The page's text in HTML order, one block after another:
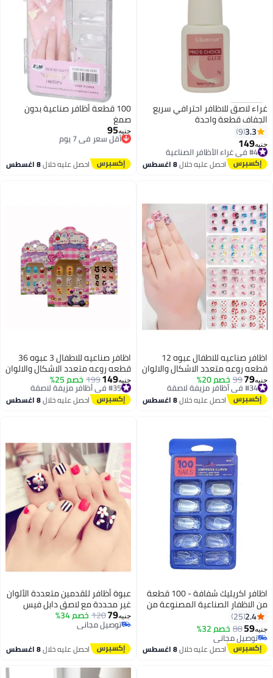
غراء لاصق للاظافر احترافي سريع
الجفاف قطعة واحدة
3.3
9
جنيه149#4 في غراء الأظافر الصناعية
توصيل مجاني
#4 في غراء الأظافر الصناعية احصل عليه خلال8 اغسطس
100 قطعة أظافر صناعية بدون
صمغ
جنيه95
أقل سعر في 7 يوم
توصيل مجاني
احصل عليه خلال8 اغسطس
اظافر صناعيه للاطفال عبوه 12
قطعه روعه متعدد الاشكال والالوان
للبنات اكسسوارات الاطفال
جنيه79
99 خصم 20% #34 في أظافر مزيفة لاصقة
توصيل مجاني
#34 في أظافر مزيفة لاصقة احصل عليه خلال8 اغسطس
اظافر صناعيه للاطفال 3 عبوه 36
قطعه روعه متعدد الاشكال والالوان
اظافر صناعيه للبنات اكسسوارات
الاطفال
جنيه149
199 خصم 25% #35 في أظافر مزيفة لاصقة
توصيل مجاني
#35 في أظافر مزيفة لاصقة احصل عليه خلال8 اغسطس
اظافر اكريليك شفافة - 100 قطعة
من الاظفار الصناعية المصنوعة من
الاكريليك مع حافظة كاملة للاظافر
(لون شفاف)
2.4
25
جنيه59
88 خصم 32%
توصيل مجاني
توصيل مجانياحصل عليه خلال8 اغسطس
عبوة أظافر للقدمين متعددة الألوان
غير محددة مع لاصق دابل فيس
مجاني
جنيه79
120 خصم 34%
توصيل مجاني
توصيل مجاني
احصل عليه خلال8 اغسطس